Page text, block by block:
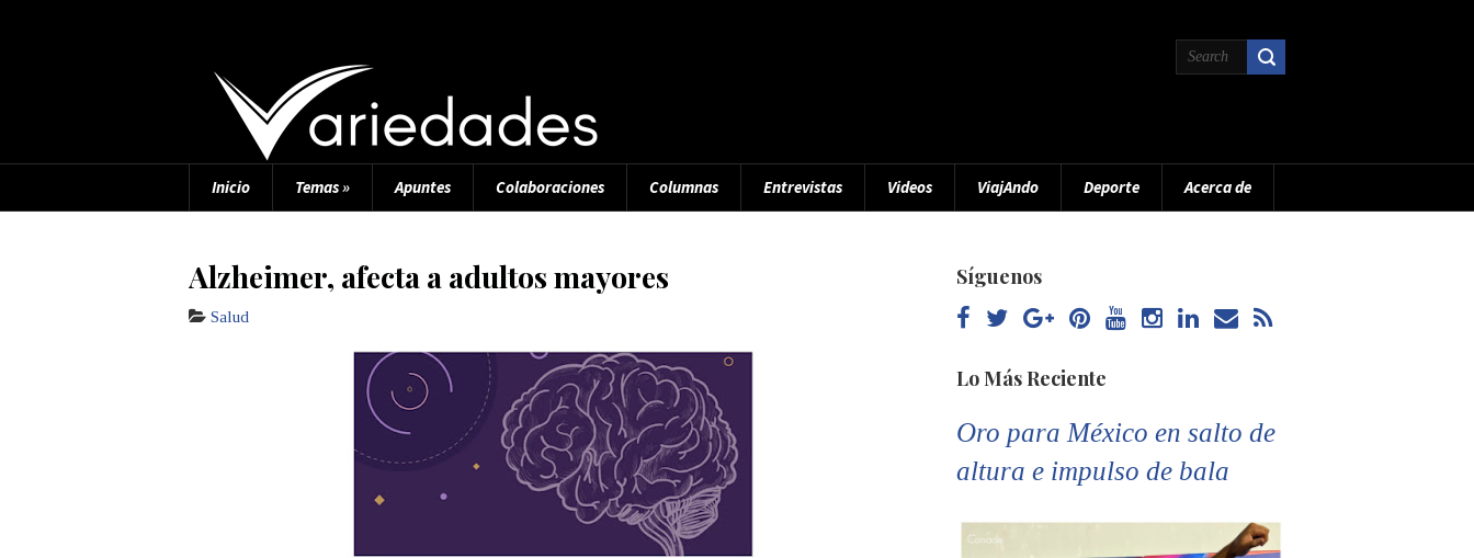
Inicio Temas» Apuntes Colaboraciones Columnas Entrevistas Videos ViajAndo Deporte Acerca de
Alzheimer, afecta a adultos mayores
Salud
Síguenos
Lo Más Reciente
Oro para México en salto de
altura e impulso de bala